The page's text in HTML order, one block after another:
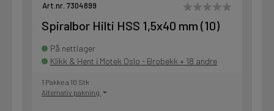
Art.nr. 7304899
Spiralbor Hilti HSS 1,5x40 mm (10)
På nettlager
Klikk & Hent i Motek Oslo - Brobekk + 18 andre
1 Pakke a 10 Stk
Alternativ pakning